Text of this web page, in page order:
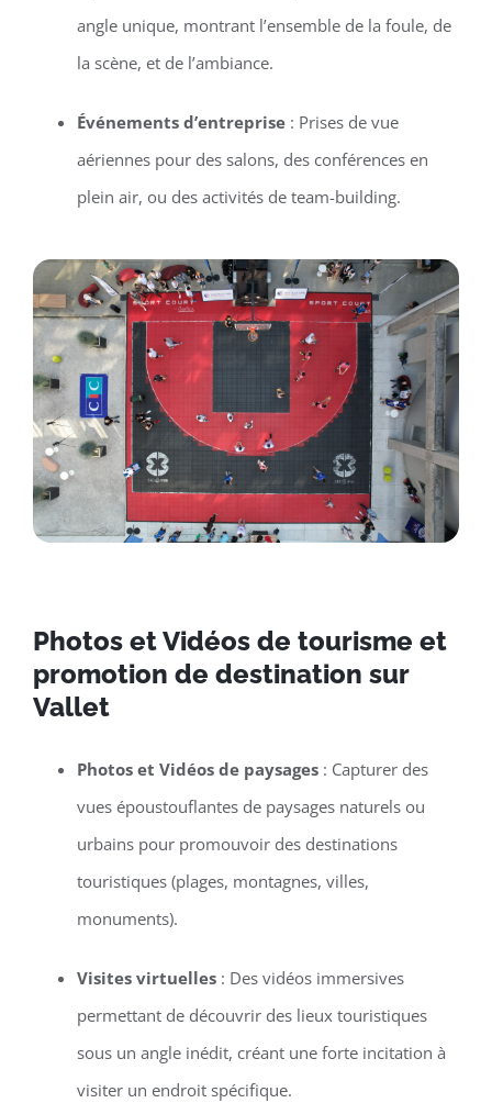
angle unique, montrant l’ensemble de la foule, de
la scène, et de l’ambiance.
Événements d’entreprise: Prises de vue
aériennes pour des salons, des conférences en
plein air, ou des activités de team-building.
Photos et Vidéos de tourisme et
promotion de destination sur
Vallet
Photos et Vidéos de paysages: Capturer des
vues époustouflantes de paysages naturels ou
urbains pour promouvoir des destinations
touristiques (plages, montagnes, villes,
monuments).
Visites virtuelles: Des vidéos immersives
permettant de découvrir des lieux touristiques
sous un angle inédit, créant une forte incitation à
visiter un endroit spécifique.